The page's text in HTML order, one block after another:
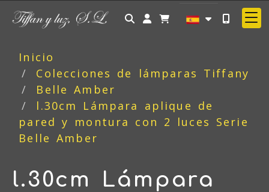
Identifícate
Inicio
Colecciones de lámparas Tiffany
Belle Amber
l.30cm Lámpara aplique de
pared y montura con 2 luces Serie
Belle Amber
l.30cm Lámpara